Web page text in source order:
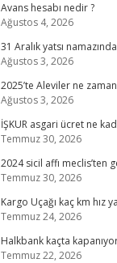
Avans hesabı nedir ?
Ağustos 4, 2026
31 Aralık yatsı
Ağustos 3, 2026
2025’te Aleviler ne
Ağustos 3, 2026
İŞKUR asgari ücret ne
Temmuz 30, 2026
2024 sicil affı meclis’ten
Temmuz 30, 2026
Kargo Uçağı kaç km hız
Temmuz 24, 2026
Halkbank kaçta
Temmuz 22, 2026